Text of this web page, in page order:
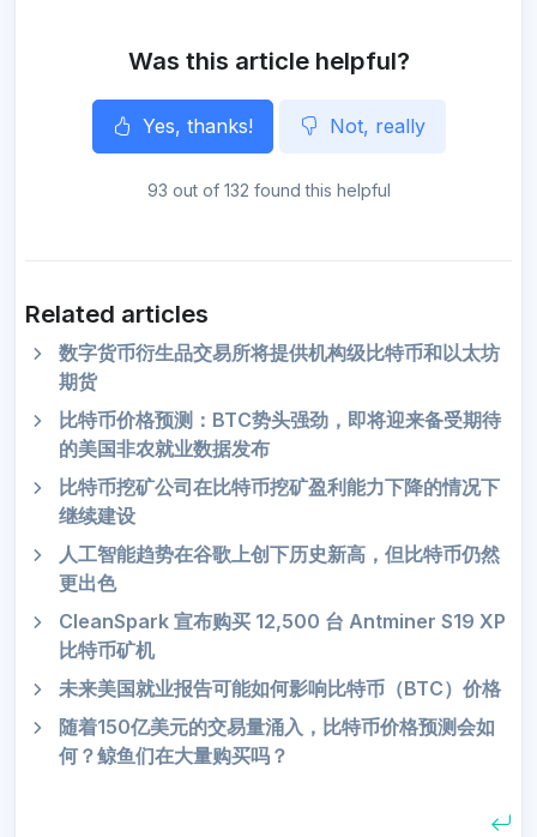
Was this article helpful?
Yes, thanks! Not, really
93 out of 132 found this helpful
Related articles
数字货币衍生品交易所将提供机构级比特币和以太坊
期货
比特币价格预测：BTC势头强劲，即将迎来备受期待
的美国非农就业数据发布
比特币挖矿公司在比特币挖矿盈利能力下降的情况下
继续建设
人工智能趋势在谷歌上创下历史新高，但比特币仍然
更出色
CleanSpark 宣布购买 12,500 台 Antminer S19 XP
比特币矿机
未来美国就业报告可能如何影响比特币（BTC）价格
随着150亿美元的交易量涌入，比特币价格预测会如
何？鲸鱼们在大量购买吗？